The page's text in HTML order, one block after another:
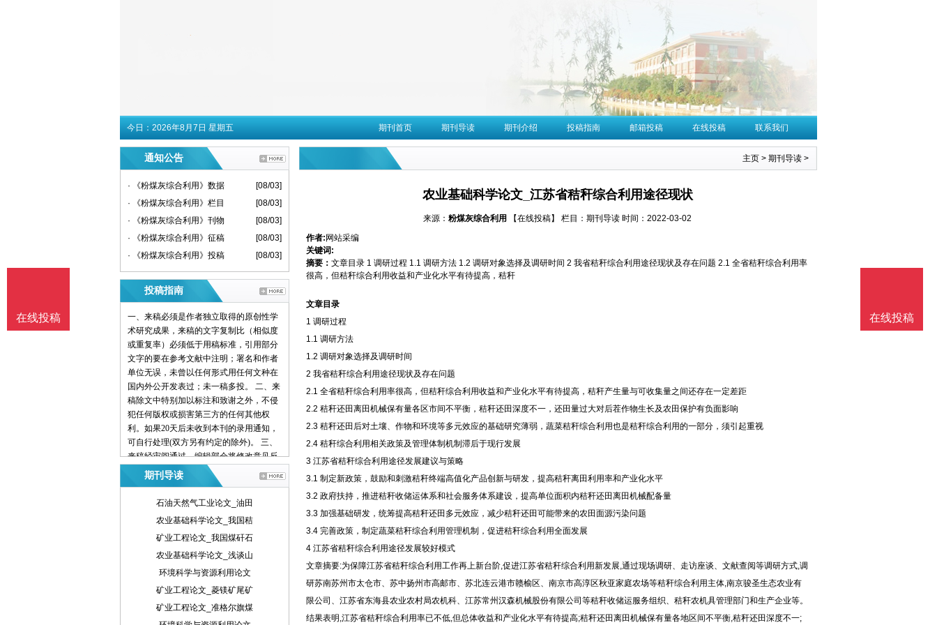
今日： 2026年8月7日 星期五 期刊首页 期刊导读 期刊介绍 投稿指南 邮箱投稿 在线投稿 联系我们
通知公告
· 《粉煤灰综合利用》数据
[08/03]
· 《粉煤灰综合利用》栏目
[08/03]
· 《粉煤灰综合利用》刊物
[08/03]
· 《粉煤灰综合利用》征稿
[08/03]
· 《粉煤灰综合利用》投稿
[08/03]
投稿指南
一、来稿必须是作者独立取得的原创性学
术研究成果，来稿的文字复制比（相似度
或重复率）必须低于用稿标准，引用部分
文字的要在参考文献中注明；署名和作者
单位无误，未曾以任何形式用任何文种在
国内外公开发表过；未一稿多投。 二、来
稿除文中特别加以标注和致谢之外，不侵
犯任何版权或损害第三方的任何其他权
利。如果20天后未收到本刊的录用通知，
可自行处理(双方另有约定的除外)。 三、
来稿经审阅通过，编辑部会将修改意见反
馈给您，您应在收到通知7天内提交修改
稿。作者享有引用和复制该文的权利及著
作权法的其它权利。 四、一般来说，4500
文章，不能说清问题，很难保证学术质
量，本刊恕不受理。 五、论文格式及要
素：标题、作者、工作单位全称(院系处
室)、摘要、关键词、正文、注释、参考文
查看参考文献格式示例)、作者简介(100字
内)、联系方式(通信地址、邮编、电话、
期刊导读
石油天然气工业论文_油田
农业基础科学论文_我国秸
矿业工程论文_我国煤矸石
农业基础科学论文_浅谈山
环境科学与资源利用论文
矿业工程论文_菱镁矿尾矿
矿业工程论文_准格尔旗煤
主页 > 期刊导读 >
农业基础科学论文_江苏省秸秆综合利用途径现状
来源： 粉煤灰综合利用 【在线投稿】 栏目： 期刊导读 时间：2022-03-02
作者: 网站采编
关键词:
摘要： 文章目录 1 调研过程 1.1 调研方法 1.2 调研对象选择及调研时间 2 我省秸秆综合利用途径现状及存在问题 2.1 全省秸秆综合利用率
很高，但秸秆综合利用收益和产业化水平有待提高，秸秆
文章目录
1 调研过程
1.1 调研方法
1.2 调研对象选择及调研时间
2 我省秸秆综合利用途径现状及存在问题
2.1 全省秸秆综合利用率很高，但秸秆综合利用收益和产业化水平有待提高，秸秆产生量与可收集量之间还存在一定差距
2.2 秸秆还田离田机械保有量各区市间不平衡，秸秆还田深度不一，还田量过大对后茬作物生长及农田保护有负面影响
2.3 秸秆还田后对土壤、作物和环境等多元效应的基础研究薄弱，蔬菜秸秆综合利用也是秸秆综合利用的一部分，须引起重视
2.4 秸秆综合利用相关政策及管理体制机制滞后于现行发展
3 江苏省秸秆综合利用途径发展建议与策略
3.1 制定新政策，鼓励和刺激秸秆终端高值化产品创新与研发，提高秸秆离田利用率和产业化水平
3.2 政府扶持，推进秸秆收储运体系和社会服务体系建设，提高单位面积内秸秆还田离田机械配备量
3.3 加强基础研发，统筹提高秸秆还田多元效应，减少秸秆还田可能带来的农田面源污染问题
3.4 完善政策，制定蔬菜秸秆综合利用管理机制，促进秸秆综合利用全面发展
4 江苏省秸秆综合利用途径发展较好模式
文章摘要:为保障江苏省秸秆综合利用工作再上新台阶,促进江苏省秸秆综合利用新发展,通过现场调研、走访座谈、文献查阅等调研方式,调
研苏南苏州市太仓市、苏中扬州市高邮市、苏北连云港市赣榆区、南京市高淳区秋亚家庭农场等秸秆综合利用主体,南京骏圣生态农业有
限公司、江苏省东海县农业农村局农机科、江苏常州汉森机械股份有限公司等秸秆收储运服务组织、秸秆农机具管理部门和生产企业等。
结果表明,江苏省秸秆综合利用率已不低,但总体收益和产业化水平有待提高;秸秆还田离田机械保有量各地区间不平衡,秸秆还田深度不一;
在线投稿
在线投稿